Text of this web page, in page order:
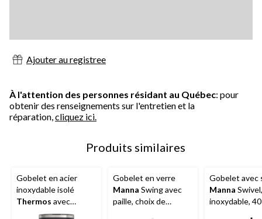
Ajouter au registree
À l'attention des personnes résidant au Québec: pour
obtenir des renseignements sur l'entretien et la
réparation,cliquez ici.
Produits similaires
Gobelet en acier
inoxydable isolé
Thermos avec
couvercle
Gobelet en verre
Manna Swing avec
paille, choix de
Gobelet avec
Manna
inoxydable,